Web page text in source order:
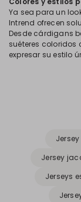
Ya sea para un
Intrend ofrecen
Desde cárdigans
suéteres coloridos
expresar su estilo
Jersey
Jerseys